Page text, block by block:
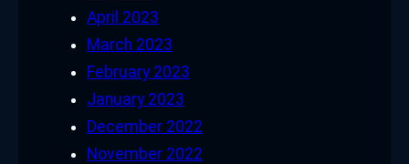
April 2023
March 2023
February 2023
January 2023
December 2022
November 2022